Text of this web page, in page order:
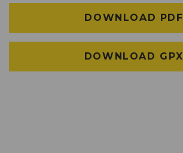
DOWNLOAD PDF
DOWNLOAD GPX